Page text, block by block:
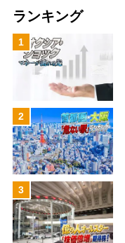
ランキング
1
2
3